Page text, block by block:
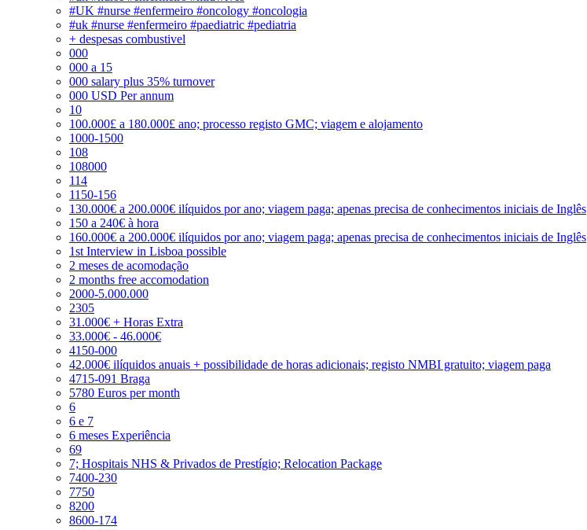
#UK #nurse #enfermeiro #oncology #oncologia
#uk #nurse #enfermeiro #paediatric #pediatria
+ despesas combustivel
000
000 a 15
000 salary plus 35% turnover
000 USD Per annum
10
100.000£ a 180.000£ ano; processo registo GMC; viagem e alojamento
1000-1500
108
108000
114
1150-156
130.000€ a 200.000€ ilíquidos por ano; viagem paga; apenas precisa de conhecimentos iniciais de Inglês
150 a 240€ à hora
160.000€ a 200.000€ ilíquidos por ano; viagem paga; apenas precisa de conhecimentos iniciais de Inglês
1st Interview in Lisboa possible
2 meses de acomodação
2 months free accomodation
2000-5.000.000
2305
31.000€ + Horas Extra
33.000€ - 46.000€
4150-000
42.000€ ilíquidos anuais + possibilidade de horas adicionais; registo NMBI gratuito; viagem paga
4715-091 Braga
5780 Euros per month
6
6 e 7
6 meses Experiência
69
7; Hospitais NHS & Privados de Prestígio; Relocation Package
7400-230
7750
8200
8600-174